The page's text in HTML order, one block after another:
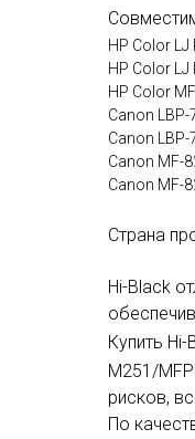
HP Color LJ
HP Color LJ
HP Color
Canon LBP-
Canon LBP-
Canon MF-
Canon MF-
Страна
Hi-Black
Купить Hi-
M251/
рисков,
По